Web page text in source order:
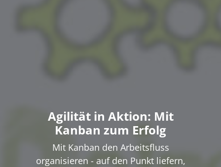
Agilität in Aktion: Mit
Kanban zum Erfolg
Mit Kanban den Arbeitsfluss
organisieren - auf den Punkt liefern,